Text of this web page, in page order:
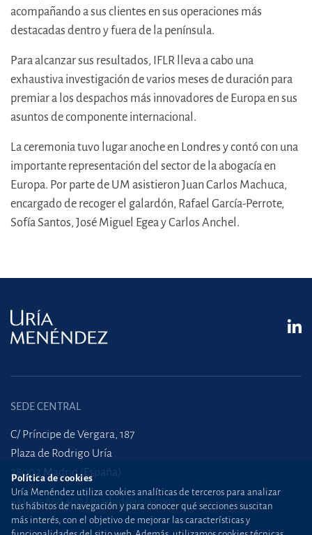
acompañando a sus clientes en sus operaciones más
destacadas dentro y fuera de la península.
Para alcanzar sus resultados, IFLR lleva a cabo una
exhaustiva investigación de varios meses de duración para
premiar a los despachos más innovadores de Europa en sus
asuntos de componente internacional.
La ceremonia tuvo lugar anoche en Londres y contó con una
importante representación del sector de la abogacía en
Europa. Por parte de UM asistieron Juan Carlos Machuca,
encargado de recoger el galardón, Rafael García-Perrote,
Sofía Santos, José Miguel Egea y Carlos Anchel.
SEDE CENTRAL
C/ Príncipe de Vergara, 187
Plaza de Rodrigo Uría
28002 Madrid (España)
+34 915 860 400 madrid@uria.com
Política de cookies
Uría Menéndez utiliza cookies analíticas de terceros para analizar
tus hábitos de navegación y para conocer qué secciones suscitan
más interés, con el objetivo de mejorar las características y